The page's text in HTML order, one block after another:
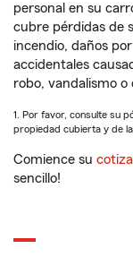
personal en su
cubre pérdidas de
incendio, daños
accidentales
robo, vandalismo o
1. Por favor, consulte su
propiedad cubierta y de
Comience su
sencillo!